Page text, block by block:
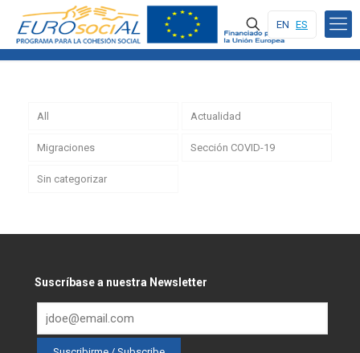
EN ES
All Actualidad
Migraciones Sección COVID-19
Sin categorizar
Suscríbase a nuestra Newsletter